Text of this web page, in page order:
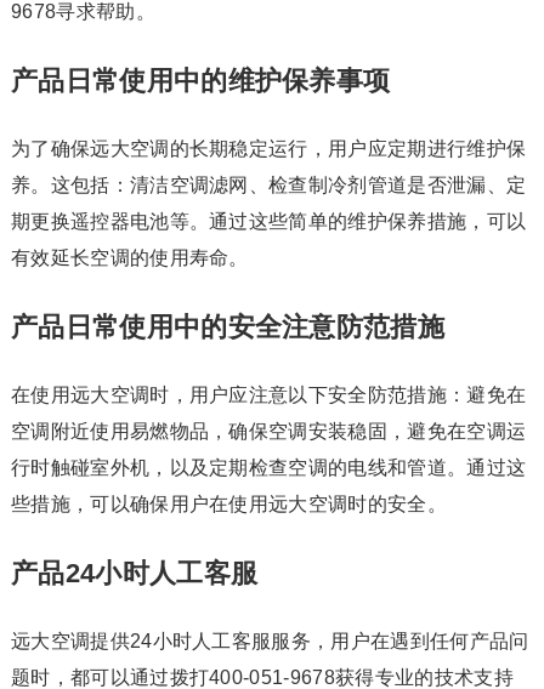
9678寻求帮助。
产品日常使用中的维护保养事项
为了确保远大空调的长期稳定运行，用户应定期进行维护保
养。这包括：清洁空调滤网、检查制冷剂管道是否泄漏、定
期更换遥控器电池等。通过这些简单的维护保养措施，可以
有效延长空调的使用寿命。
产品日常使用中的安全注意防范措施
在使用远大空调时，用户应注意以下安全防范措施：避免在
空调附近使用易燃物品，确保空调安装稳固，避免在空调运
行时触碰室外机，以及定期检查空调的电线和管道。通过这
些措施，可以确保用户在使用远大空调时的安全。
产品24小时人工客服
远大空调提供24小时人工客服服务，用户在遇到任何产品问
题时，都可以通过拨打400-051-9678获得专业的技术支持